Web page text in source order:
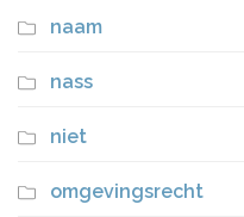
naam
nass
niet
omgevingsrecht